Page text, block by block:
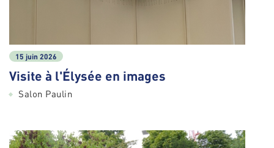
15 juin 2026
Visite à l'Élysée en images
Salon Paulin